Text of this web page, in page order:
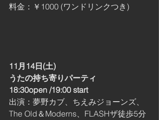
料金：￥1000 (ワンドリンクつき)
11月14日(土)
うたの持ち寄りパーティ
18:30open /19:00 start
出演：夢野カブ、ちえみジョーンズ、
The Old＆Moderns、FLASHザ徒歩5分